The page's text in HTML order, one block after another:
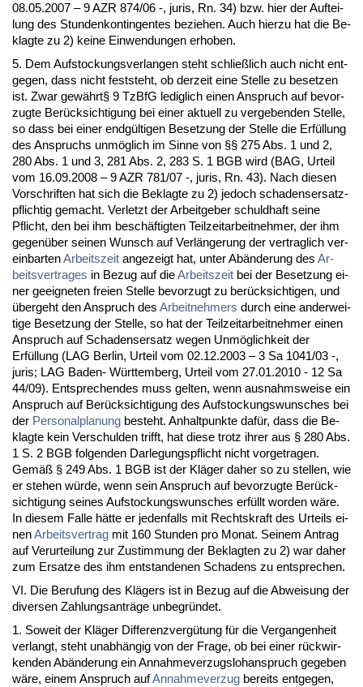
08.05.2007 – 9 AZR 874/06 -, ju­ris, Rn. 34) bzw. hier der Auf­tei­
lung des St­un­den­kon­tin­gen­tes be­zie­hen. Auch hier­zu hat die Be­
klag­te zu 2) kei­ne Ein­wen­dun­gen er­ho­ben.
5. Dem Auf­sto­ckungs­ver­lan­gen steht schließlich auch nicht ent­
ge­gen, dass nicht fest­steht, ob der­zeit ei­ne Stel­le zu be­set­zen
ist. Zwar gewährt§ 9 Tz­B­fG le­dig­lich ei­nen An­spruch auf be­vor­
zug­te Berück­sich­ti­gung bei ei­ner ak­tu­ell zu ver­ge­ben­den Stel­le,
so dass bei ei­ner endgülti­gen Be­set­zung der Stel­le die Erfüllung
des An­spruchs unmöglich im Sin­ne von §§ 275 Abs. 1 und 2,
280 Abs. 1 und 3, 281 Abs. 2, 283 S. 1 BGB wird (BAG, Ur­teil
vom 16.09.2008 – 9 AZR 781/07 -, ju­ris, Rn. 43). Nach die­sen
Vor­schrif­ten hat sich die Be­klag­te zu 2) je­doch scha­dens­er­satz­
pflich­tig ge­macht. Ver­letzt der Ar­beit­ge­ber schuld­haft sei­ne
Pflicht, den bei ihm beschäftig­ten Teil­zeit­ar­beit­neh­mer, der ihm
ge­genüber sei­nen Wunsch auf Verlänge­rung der ver­trag­lich ver­
ein­bar­tenAr­beits­zeit an­ge­zeigt hat, un­ter Abände­rung des Ar­
beits­ver­tra­ges in Be­zug auf dieAr­beits­zeit bei der Be­set­zung ei­
ner ge­eig­ne­ten frei­en Stel­le be­vor­zugt zu berück­sich­ti­gen, und
über­geht den An­spruch des Ar­beit­neh­mers durch ei­ne an­der­wei­
ti­ge Be­set­zung der Stel­le, so hat der Teil­zeit­ar­beit­neh­mer ei­nen
An­spruch auf Scha­dens­er­satz we­gen Unmöglich­keit der
Erfüllung (LAG Ber­lin, Ur­teil vom 02.12.2003 – 3 Sa 1041/03 -,
ju­ris; LAG Ba­den- Würt­tem­berg, Ur­teil vom 27.01.2010 - 12 Sa
44/09). Ent­spre­chen­des muss gel­ten, wenn aus­nahms­wei­se ein
An­spruch auf Berück­sich­ti­gung des Auf­sto­ckungs­wun­sches bei
der Per­so­nal­pla­nung be­steht. An­halt­punk­te dafür, dass die Be­
klag­te kein Ver­schul­den trifft, hat die­se trotz ih­rer aus § 280 Abs.
1 S. 2 BGB fol­gen­den Dar­le­gungs­pflicht nicht vor­ge­tra­gen.
Gemäß § 249 Abs. 1 BGB ist der Kläger da­her so zu stel­len, wie
er ste­hen würde, wenn sein An­spruch auf be­vor­zug­te Berück­
sich­ti­gung sei­nes Auf­sto­ckungs­wun­sches erfüllt wor­den wäre.
In die­sem Fal­le hätte er je­den­falls mit Rechts­kraft des Ur­teils ei­
nenAr­beits­ver­trag mit 160 St­un­den pro Mo­nat. Sei­nem An­trag
auf Ver­ur­tei­lung zur Zu­stim­mung der Be­klag­ten zu 2) war da­her
zum Er­sat­ze des ihm ent­stan­de­nen Scha­dens zu ent­spre­chen.
VI. Die Be­ru­fung des Klägers ist in Be­zug auf die Ab­wei­sung der
di­ver­sen Zah­lungs­anträge un­be­gründet.
1. So­weit der Kläger Dif­fe­renz­vergütung für die Ver­gan­gen­heit
ver­langt, steht un­abhängig von der Fra­ge, ob bei ei­ner rück­wir­
ken­den Abände­rung ein An­nah­me­ver­zugs­lo­h­an­spruch ge­ge­ben
wäre, ei­nem An­spruch aufAn­nah­me­ver­zug be­reits ent­ge­gen,